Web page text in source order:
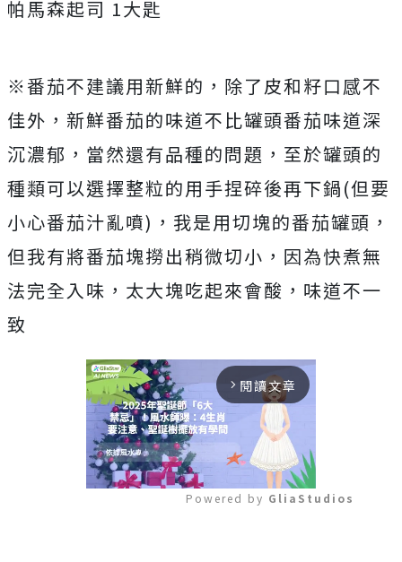
帕馬森起司 1大匙
※番茄不建議用新鮮的，除了皮和籽口感不
佳外，新鮮番茄的味道不比罐頭番茄味道深
沉濃郁，當然還有品種的問題，至於罐頭的
種類可以選擇整粒的用手捏碎後再下鍋(但要
小心番茄汁亂噴)，我是用切塊的番茄罐頭，
但我有將番茄塊撈出稍微切小，因為快煮無
法完全入味，太大塊吃起來會酸，味道不一
致
arrow_forward_ios 閱讀文章
Powered by GliaStudios